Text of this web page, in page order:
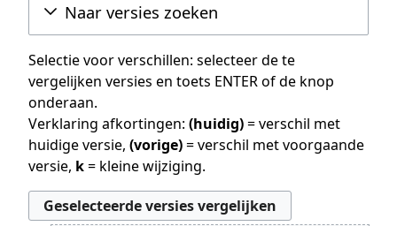
Naar versies zoeken
Selectie voor verschillen: selecteer de te
vergelijken versies en toets ENTER of de knop
onderaan.
Verklaring afkortingen: (huidig)= verschil met
huidige versie, (vorige)= verschil met voorgaande
versie, k= kleine wijziging.